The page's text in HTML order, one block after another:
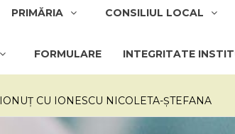
PRIMĂRIA CONSILIUL LOCAL
FORMULARE INTEGRITATE
CU IONESCU NICOLETA-ȘTEFANA